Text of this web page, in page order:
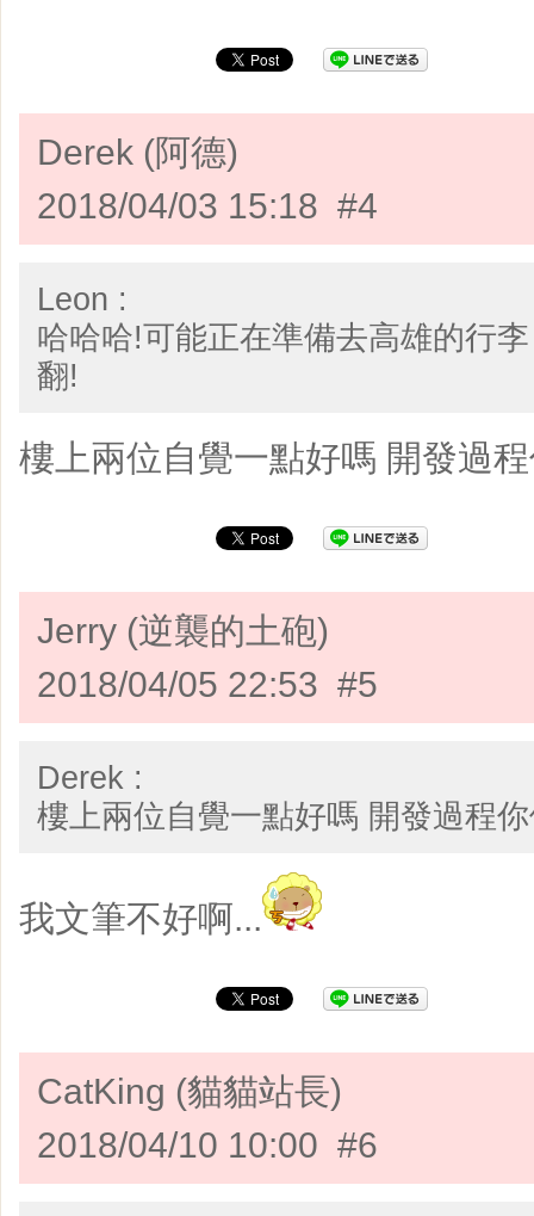
Derek (阿德)
2018/04/03 15:18 #4
Leon :
哈哈哈!可能正在準備去高雄的行
翻!
樓上兩位自覺一點好嗎 開發過
Jerry (逆襲的土砲)
2018/04/05 22:53 #5
Derek :
樓上兩位自覺一點好嗎 開發過程
​我文筆不好啊...
CatKing (貓貓站長)
2018/04/10 10:00 #6